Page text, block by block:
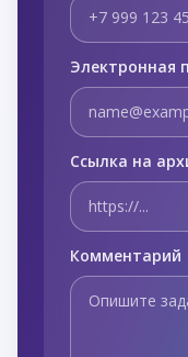
Электронная
Ссылка на
Комментарий